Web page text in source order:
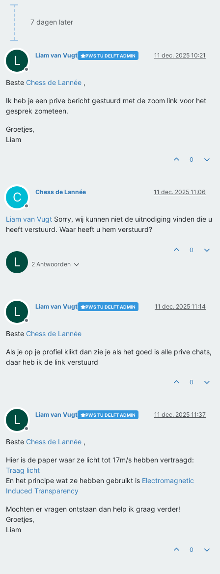
7 dagen later
L
Offline
Liam van Vugt PWS TU DELFT ADMIN 11 dec. 2025 10:21
Beste Chess de Lannée ,
Ik heb je een prive bericht gestuurd met de zoom link voor het
gesprek zometeen.
Groetjes,
Liam
0
C
Offline
Chess de Lannée 11 dec. 2025 11:06
Liam van Vugt Sorry, wij kunnen niet de uitnodiging vinden die u
heeft verstuurd. Waar heeft u hem verstuurd?
L 2 Antwoorden
0
L
Offline
Liam van Vugt PWS TU DELFT ADMIN 11 dec. 2025 11:14
Beste Chess de Lannée
Als je op je profiel klikt dan zie je als het goed is alle prive chats,
daar heb ik de link verstuurd
0
L
Offline
Liam van Vugt PWS TU DELFT ADMIN 11 dec. 2025 11:37
Beste Chess de Lannée ,
Hier is de paper waar ze licht tot 17m/s hebben vertraagd:
Traag licht
En het principe wat ze hebben gebruikt is Electromagnetic
Induced Transparency
Mochten er vragen ontstaan dan help ik graag verder!
Groetjes,
Liam
0